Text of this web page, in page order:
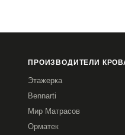
ПРОИЗВОДИТЕЛИ
Этажерка
Bennarti
Мир Матрасов
Орматек